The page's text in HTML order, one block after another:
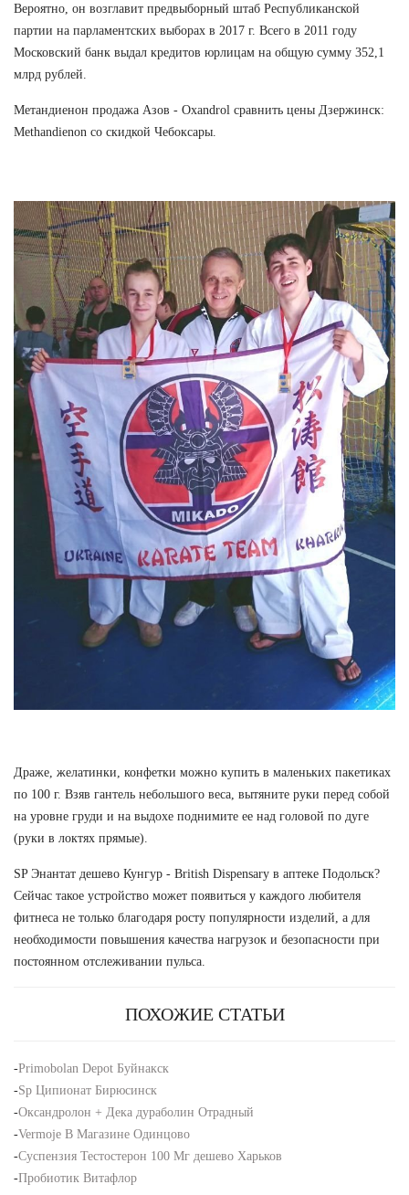
Вероятно, он возглавит предвыборный штаб Республиканской
партии на парламентских выборах в 2017 г. Всего в 2011 году
Московский банк выдал кредитов юрлицам на общую сумму 352,1
млрд рублей.
Метандиенон продажа Азов - Oxandrol сравнить цены Дзержинск:
Methandienon со скидкой Чебоксары.
Драже, желатинки, конфетки можно купить в маленьких пакетиках
по 100 г. Взяв гантель небольшого веса, вытяните руки перед собой
на уровне груди и на выдохе поднимите ее над головой по дуге
(руки в локтях прямые).
SP Энантат дешево Кунгур - British Dispensary в аптеке Подольск?
Сейчас такое устройство может появиться у каждого любителя
фитнеса не только благодаря росту популярности изделий, а для
необходимости повышения качества нагрузок и безопасности при
постоянном отслеживании пульса.
ПОХОЖИЕ СТАТЬИ
-Primobolan Depot Буйнакск
-Sp Ципионат Бирюсинск
-Оксандролон + Дека дураболин Отрадный
-Vermoje В Магазине Одинцово
-Суспензия Тестостерон 100 Мг дешево Харьков
-Пробиотик Витафлор